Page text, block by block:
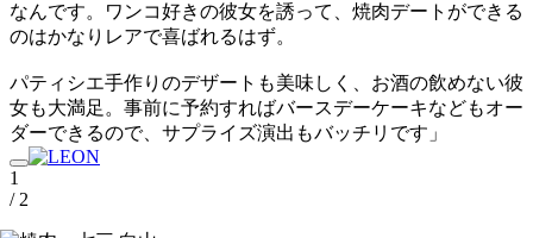
なんです。ワンコ好きの彼女を誘って、焼肉デートができる
のはかなりレアで喜ばれるはず。
パティシエ手作りのデザートも美味しく、お酒の飲めない彼
女も大満足。事前に予約すればバースデーケーキなどもオー
ダーできるので、サプライズ演出もバッチリです」
1
/ 2